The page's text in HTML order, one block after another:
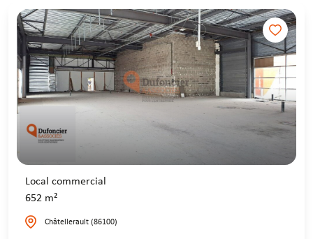
Local commercial
652 m²
Châtellerault (86100)